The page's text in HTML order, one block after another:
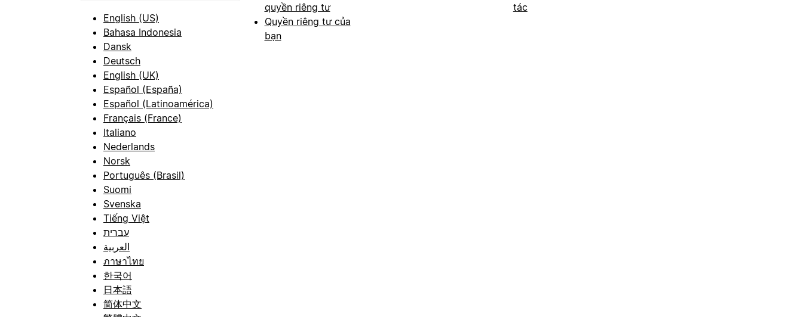
English (US)
Bahasa Indonesia
Dansk
Deutsch
English (UK)
Español (España)
Español (Latinoamérica)
Français (France)
Italiano
Nederlands
Norsk
Português (Brasil)
Suomi
Svenska
Tiếng Việt
עברית
العربية
ภาษาไทย
한국어
日本語
简体中文
quyền riêng tư
Quyền riêng tư của
bạn
tác